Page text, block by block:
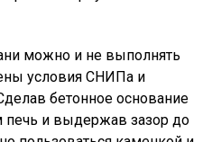
можно и не выполнять
условия СНИПа и
бетонное основание
и выдержав зазор до